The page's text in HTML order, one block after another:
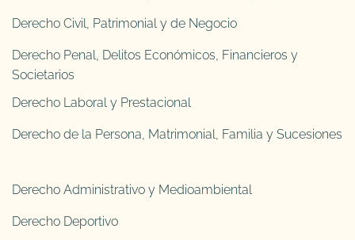
Derecho Civil, Patrimonial y de Negocio
Derecho Penal, Delitos Económicos, Financieros y
Societarios
Derecho Laboral y Prestacional
Derecho de la Persona, Matrimonial, Familia y Sucesiones
Derecho Administrativo y Medioambiental
Derecho Deportivo